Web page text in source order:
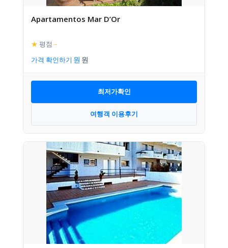
Apartamentos Mar D’Or
★ 평점 –
가격 확인하기
최저가확인
여행객 이용후기